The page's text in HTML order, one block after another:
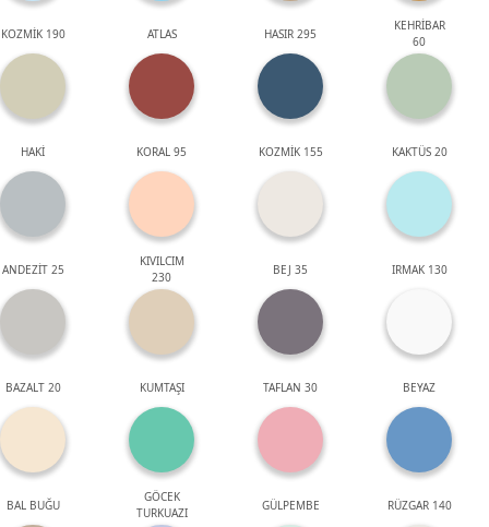
KOZMİK 190 ATLAS HASIR 295
KEHRİBAR
60
HAKİ KORAL 95 KOZMİK 155 KAKTÜS 20
ANDEZİT 25
KIVILCIM
230
BEJ 35 IRMAK 130
BAZALT 20 KUMTAŞI TAFLAN 30 BEYAZ
BAL BUĞU
GÖCEK
TURKUAZI
GÜLPEMBE RÜZGAR 140